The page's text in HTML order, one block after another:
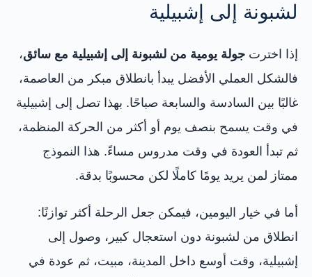
لشبونة إلى إشبيلية
إذا اخترت جولة يومية من لشبونة إلى إشبيلية مع سائق،
فالشكل العملي الأفضل يبدأ بانطلاق مبكر من العاصمة،
غالبًا بين السادسة والسابعة صباحًا. بهذا تصل إلى إشبيلية
في وقت يسمح بنصف يوم أو أكثر من الحركة المنظمة،
ثم تبدأ العودة في وقت مدروس مساءً. هذا النموذج
ممتاز لمن يريد يومًا كاملًا لكن محسوبًا بدقة.
أما في خيار اليومين، فيمكن جعل الرحلة أكثر توازنًا:
انطلاق من لشبونة دون استعجال كبير، وصول إلى
إشبيلية، وقت أوسع داخل المدينة، مبيت، ثم عودة في